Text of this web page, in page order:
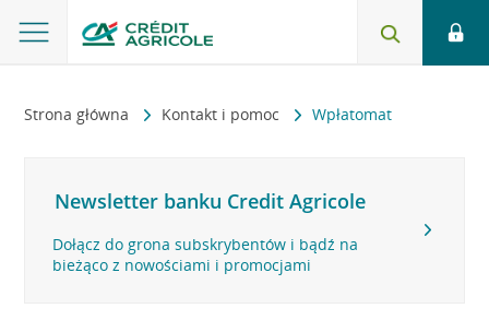
Strona główna Kontakt i pomoc Wpłatomat
Newsletter banku Credit Agricole
Dołącz do grona subskrybentów i bądź na
bieżąco z nowościami i promocjami